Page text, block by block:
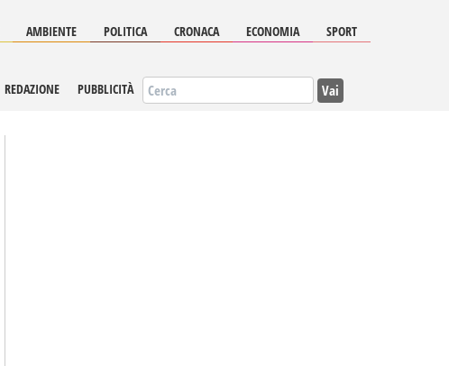
AMBIENTE POLITICA CRONACA ECONOMIA SPORT
REDAZIONE PUBBLICITÀ Vai